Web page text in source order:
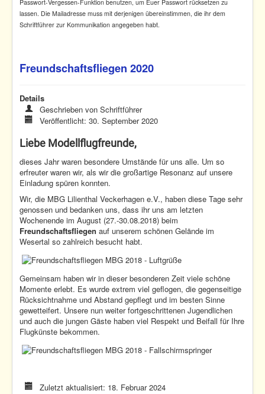
Passwort-Vergessen-Funktion benutzen, um Euer Passwort rücksetzen zu
lassen. Die Mailadresse muss mit derjenigen übereinstimmen, die ihr dem
Schriftführer zur Kommunikation angegeben habt.
Freundschaftsfliegen 2020
Details
Geschrieben vonSchriftführer
Veröffentlicht: 30. September 2020
Liebe Modellflugfreunde,
dieses Jahr waren besondere Umstände für uns alle. Um so
erfreuter waren wir, als wir die großartige Resonanz auf unsere
Einladung spüren konnten.
Wir, die MBG Lilienthal Veckerhagen e.V., haben diese Tage sehr
genossen und bedanken uns, dass ihr uns am letzten
Wochenende im August (27.-30.08.2018) beim
Freundschaftsfliegen auf unserem schönen Gelände im
Wesertal so zahlreich besucht habt.
Gemeinsam haben wir in dieser besonderen Zeit viele schöne
Momente erlebt. Es wurde extrem viel geflogen, die gegenseitige
Rücksichtnahme und Abstand gepflegt und im besten Sinne
gewetteifert. Unsere nun weiter fortgeschrittenen Jugendlichen
und auch die jungen Gäste haben viel Respekt und Beifall für Ihre
Flugkünste bekommen.
Zuletzt aktualisiert: 18. Februar 2024